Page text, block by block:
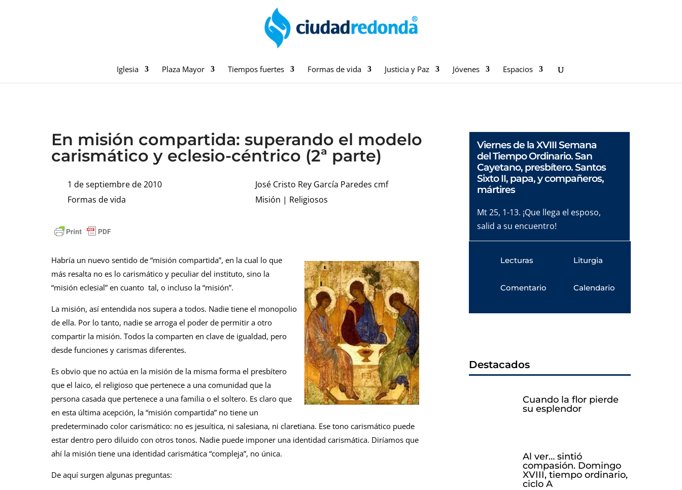
Iglesia Plaza Mayor Tiempos fuertes Formas de vida Justicia y Paz Jóvenes Espacios
En misión compartida: superando el modelo
carismático y eclesio-céntrico (2ª parte)
1 de septiembre de 2010
Formas de vida
José Cristo Rey García Paredes cmf
Misión | Religiosos
Habría un nuevo sentido de “misión compartida”, en la cual lo que
más resalta no es lo carismático y peculiar del instituto, sino la
“misión eclesial” en cuanto tal, o incluso la “misión”.
La misión, así entendida nos supera a todos. Nadie tiene el monopolio
de ella. Por lo tanto, nadie se arroga el poder de permitir a otro
compartir la misión. Todos la comparten en clave de igualdad, pero
desde funciones y carismas diferentes.
Es obvio que no actúa en la misión de la misma forma el presbítero
que el laico, el religioso que pertenece a una comunidad que la
persona casada que pertenece a una familia o el soltero. Es claro que
en esta última acepción, la “misión compartida” no tiene un
predeterminado color carismático: no es jesuítica, ni salesiana, ni claretiana. Ese tono carismático puede
estar dentro pero diluido con otros tonos. Nadie puede imponer una identidad carismática. Diríamos que
ahí la misión tiene una identidad carismática “compleja”, no única.
De aquí surgen algunas preguntas:
Viernes de la XVIII Semana
del Tiempo Ordinario. San
Cayetano, presbítero. Santos
Sixto II, papa, y compañeros,
mártires
Mt 25, 1-13. ¡Que llega el esposo,
salid a su encuentro!
Lecturas
Comentario
Liturgia
Calendario
Destacados
Cuando la flor pierde
su esplendor
Al ver… sintió
compasión. Domingo
XVIII, tiempo ordinario,
ciclo A